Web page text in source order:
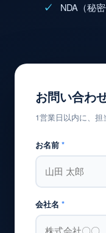
NDA（秘
お問い合わ
1営業日以内に、担
お名前 *
会社名 *